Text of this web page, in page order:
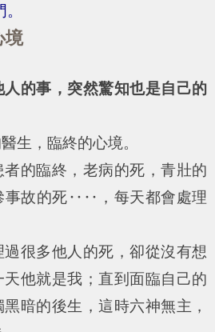
境
的事，突然驚知也是自己的
，臨終的心境。
的臨終，老病的死，青壯的
事故的死‥‥，每天都會處理
很多他人的死，卻從沒有想
他就是我；直到面臨自己的
暗的後生，這時六神無主，